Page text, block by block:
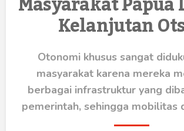
Konstitusi
Hankam
Internasional
Bisnis
Kelanjutan
Otonomi khusus sangat
masyarakat karena mereka
berbagai infrastruktur yang
pemerintah, sehingga mobilitas